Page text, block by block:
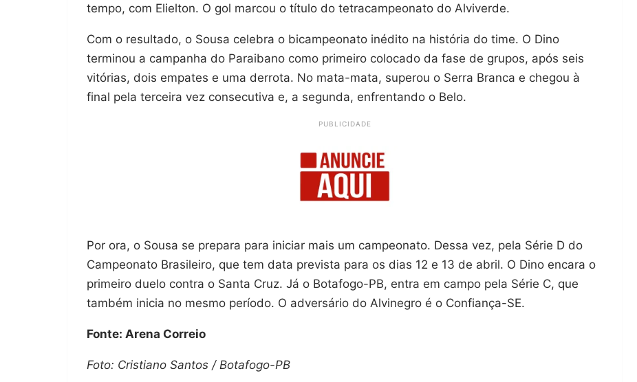
tempo, com Elielton. O gol marcou o título do tetracampeonato do Alviverde.
Com o resultado, o Sousa celebra o bicampeonato inédito na história do time. O Dino
terminou a campanha do Paraibano como primeiro colocado da fase de grupos, após seis
vitórias, dois empates e uma derrota. No mata-mata, superou o Serra Branca e chegou à
final pela terceira vez consecutiva e, a segunda, enfrentando o Belo.
PUBLICIDADE
Por ora, o Sousa se prepara para iniciar mais um campeonato. Dessa vez, pela Série D do
Campeonato Brasileiro, que tem data prevista para os dias 12 e 13 de abril. O Dino encara o
primeiro duelo contra o Santa Cruz. Já o Botafogo-PB, entra em campo pela Série C, que
também inicia no mesmo período. O adversário do Alvinegro é o Confiança-SE.
Fonte: Arena Correio
Foto: Cristiano Santos / Botafogo-PB